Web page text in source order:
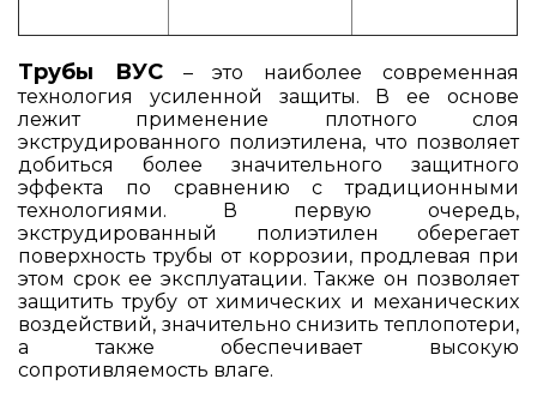
Трубы ВУС– это наиболее современная
технология усиленной защиты. В ее основе
лежит применение плотного слоя
экструдированного полиэтилена, что позволяет
добиться более значительного защитного
эффекта по сравнению с традиционными
технологиями. В первую очередь,
экструдированный полиэтилен оберегает
поверхность трубы от коррозии, продлевая при
этом срок ее эксплуатации. Также он позволяет
защитить трубу от химических и механических
воздействий, значительно снизить теплопотери,
а также обеспечивает высокую
сопротивляемость влаге.